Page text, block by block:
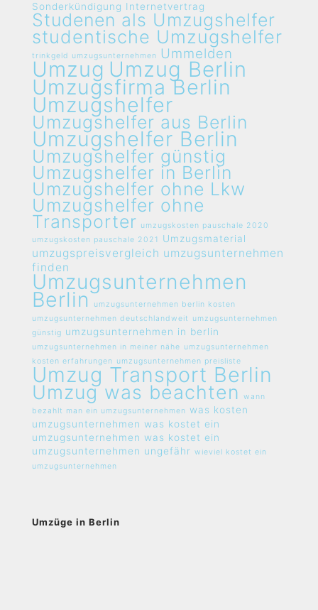
Sonderkündigung Internetvertrag
Studenen als Umzugshelfer
studentische Umzugshelfer
trinkgeld umzugsunternehmen Ummelden
Umzug Umzug Berlin
Umzugsfirma Berlin
Umzugshelfer
Umzugshelfer aus Berlin
Umzugshelfer Berlin
Umzugshelfer günstig
Umzugshelfer in Berlin
Umzugshelfer ohne Lkw
Umzugshelfer ohne
Transporter umzugskosten pauschale 2020
umzugskosten pauschale 2021
Umzugsmaterial
umzugspreisvergleich umzugsunternehmen
finden
Umzugsunternehmen
Berlin
umzugsunternehmen berlin kosten
umzugsunternehmen deutschlandweit
umzugsunternehmen
günstig umzugsunternehmen in berlin
umzugsunternehmen in meiner nähe umzugsunternehmen
kosten erfahrungen umzugsunternehmen preisliste
Umzug Transport Berlin
Umzug was beachten
wann
bezahlt man ein umzugsunternehmen was kosten
umzugsunternehmen was kostet ein
umzugsunternehmen was kostet ein
umzugsunternehmen ungefähr wieviel kostet ein
umzugsunternehmen
Umzüge in Berlin